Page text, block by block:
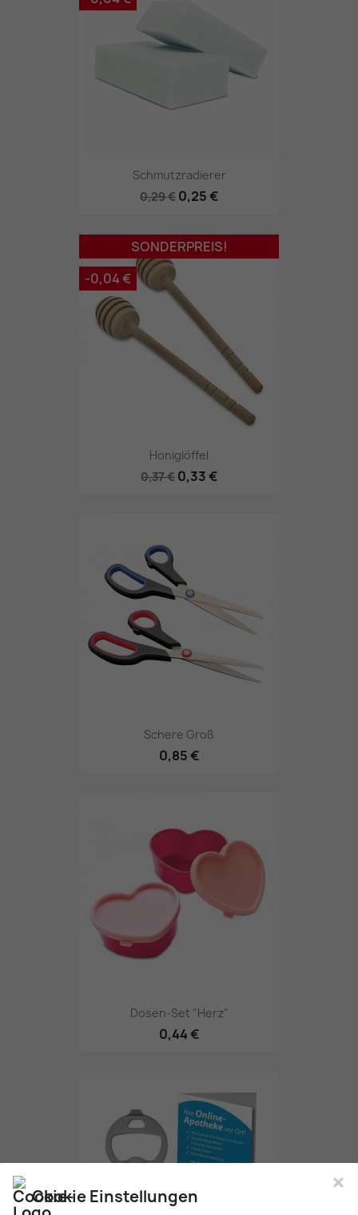
Cookie Einstellungen ×
Schmutzradierer
0,29 € 0,25 €
Honiglöffel
0,37 € 0,33 €
SONDERPREIS!
-0,04 €
Schere Groß
0,85 €
Dosen-Set "Herz"
0,44 €